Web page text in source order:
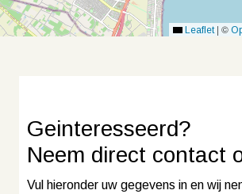
Leaflet | ©
Geinteresseerd?
Neem direct contact
Vul hieronder uw gegevens in en wij